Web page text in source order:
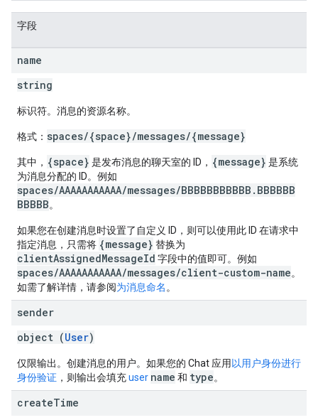
字段
name
string
标识符。消息的资源名称。
格式： spaces/{space}/messages/{message}
其中， {space} 是发布消息的聊天室的 ID， {message} 是系统
为消息分配的 ID。例如
spaces/AAAAAAAAAAA/messages/BBBBBBBBBBB.BBBBBB
BBBBB。
如果您在创建消息时设置了自定义 ID，则可以使用此 ID 在请求中
指定消息，只需将 {message} 替换为
clientAssignedMessageId 字段中的值即可。例如
spaces/AAAAAAAAAAA/messages/client-custom-name。
如需了解详情，请参阅为消息命名 。
sender
object (User)
仅限输出。创建消息的用户。如果您的 Chat 应用 以用户身份进行
身份验证 ，则输出会填充user name 和 type。
createTime